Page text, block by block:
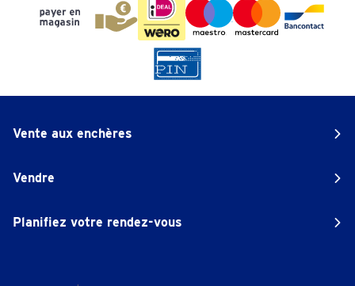
Prendre un rendez-vous
téléphoner 089 39 35 62
Grotestraat 56
Vente aux enchères
Vendre
Planifiez votre rendez-vous